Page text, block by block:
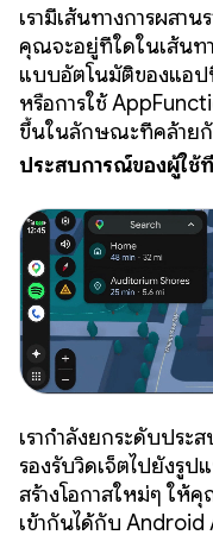
เรามีเส้นทางการผสา
คุณจะอยู่ที่ใดในเส้นทา
แบบอัตโนมัติของแอป
หรือการใช้
ขึ้นในลักษณะที่คล้าย
ประสบการณ์ของผู้ใช้
เรากำลังยกระดับประ
รองรับวิดเจ็ตไปยังรูป
สร้างโอกาสใหม่ๆ ให้
เข้ากันได้กับ